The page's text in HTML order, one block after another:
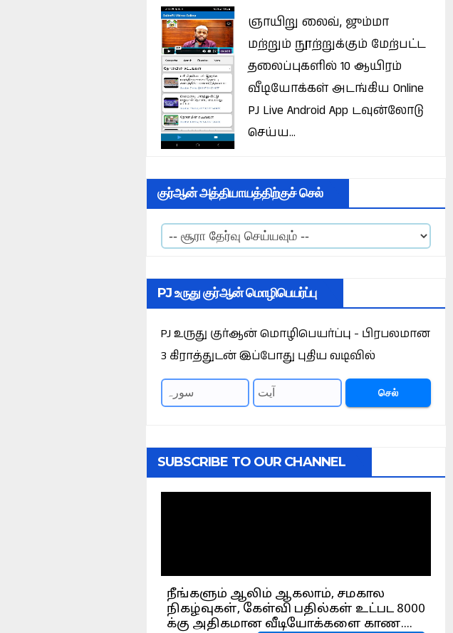
ஞாயிறு லைவ், ஜும்மா
மற்றும் நூற்றுக்கும் மேற்பட்ட
தலைப்புகளில் 10 ஆயிரம்
வீடியோக்கள் அடங்கிய Online
PJ Live Android App டவுன்லோடு
செய்ய...
குர்ஆன் அத்தியாயத்திற்குச் செல்
PJ உருது குர்ஆன் மொழிபெயர்ப்பு
PJ உருது குர்ஆன் மொழிபெயர்ப்பு - பிரபலமான
3 கிராத்துடன் இப்போது புதிய வடிவில்
செல்
SUBSCRIBE TO OUR CHANNEL